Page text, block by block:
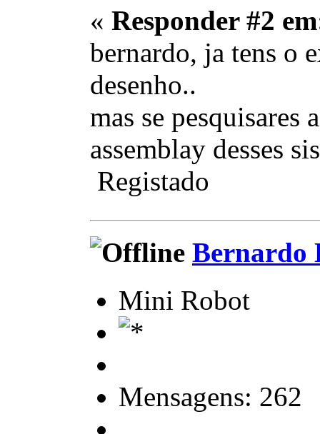
« Responder #2
bernardo, ja tens o
desenho..
mas se
assemblay desses
Registado
Bernardo
Mini Robot
Mensagens: 262